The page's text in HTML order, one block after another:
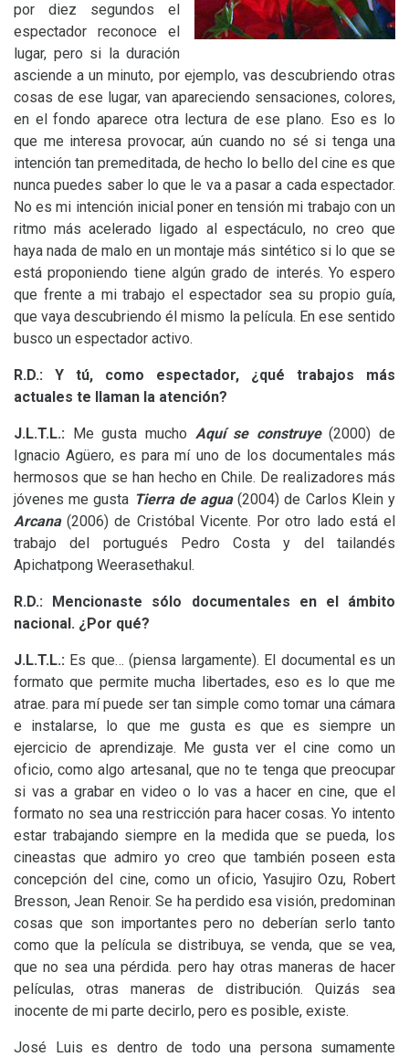
por diez segundos el
espectador reconoce el
lugar, pero si la duración
asciende a un minuto, por ejemplo, vas descubriendo otras
cosas de ese lugar, van apareciendo sensaciones, colores,
en el fondo aparece otra lectura de ese plano. Eso es lo
que me interesa provocar, aún cuando no sé si tenga una
intención tan premeditada, de hecho lo bello del cine es que
nunca puedes saber lo que le va a pasar a cada espectador.
No es mi intención inicial poner en tensión mi trabajo con un
ritmo más acelerado ligado al espectáculo, no creo que
haya nada de malo en un montaje más sintético si lo que se
está proponiendo tiene algún grado de interés. Yo espero
que frente a mi trabajo el espectador sea su propio guía,
que vaya descubriendo él mismo la película. En ese sentido
busco un espectador activo.
R.D.: Y tú, como espectador, ¿qué trabajos más
actuales te llaman la atención?
J.L.T.L.: Me gusta mucho Aquí se construye(2000) de
Ignacio Agüero, es para mí uno de los documentales más
hermosos que se han hecho en Chile. De realizadores más
jóvenes me gusta Tierra de agua(2004) de Carlos Klein y
Arcana(2006) de Cristóbal Vicente. Por otro lado está el
trabajo del portugués Pedro Costa y del tailandés
Apichatpong Weerasethakul.
R.D.: Mencionaste sólo documentales en el ámbito
nacional. ¿Por qué?
J.L.T.L.: Es que… (piensa largamente). El documental es un
formato que permite mucha libertades, eso es lo que me
atrae. para mí puede ser tan simple como tomar una cámara
e instalarse, lo que me gusta es que es siempre un
ejercicio de aprendizaje. Me gusta ver el cine como un
oficio, como algo artesanal, que no te tenga que preocupar
si vas a grabar en video o lo vas a hacer en cine, que el
formato no sea una restricción para hacer cosas. Yo intento
estar trabajando siempre en la medida que se pueda, los
cineastas que admiro yo creo que también poseen esta
concepción del cine, como un oficio, Yasujiro Ozu, Robert
Bresson, Jean Renoir. Se ha perdido esa visión, predominan
cosas que son importantes pero no deberían serlo tanto
como que la película se distribuya, se venda, que se vea,
que no sea una pérdida. pero hay otras maneras de hacer
películas, otras maneras de distribución. Quizás sea
inocente de mi parte decirlo, pero es posible, existe.
José Luis es dentro de todo una persona sumamente